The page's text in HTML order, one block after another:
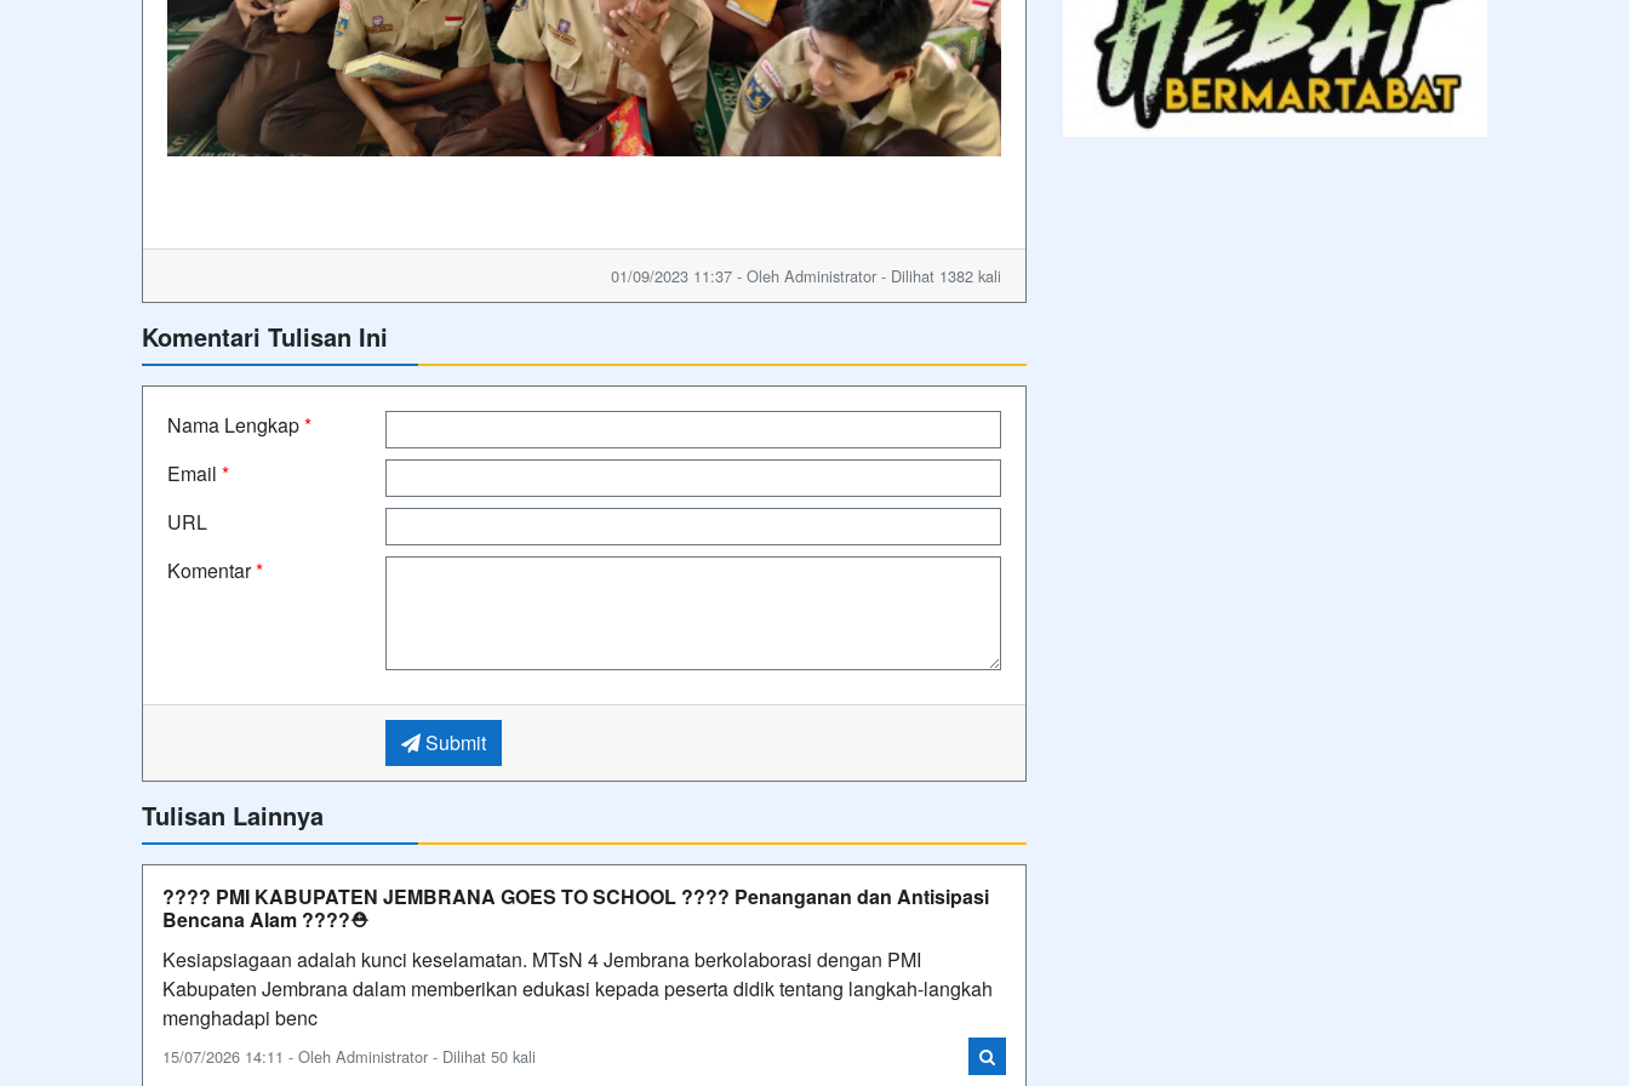
01/09/2023 11:37 - Oleh Administrator - Dilihat 1382 kali
Komentari Tulisan Ini
Nama Lengkap*
Email *
URL
Komentar*
Submit
Tulisan Lainnya
???? PMI KABUPATEN JEMBRANA GOES TO SCHOOL ???? Penanganan dan Antisipasi
Bencana Alam ????⛑️
Kesiapsiagaan adalah kunci keselamatan. MTsN 4 Jembrana berkolaborasi dengan PMI
Kabupaten Jembrana dalam memberikan edukasi kepada peserta didik tentang langkah-langkah
menghadapi benc
15/07/2026 14:11 - Oleh Administrator - Dilihat 50 kali